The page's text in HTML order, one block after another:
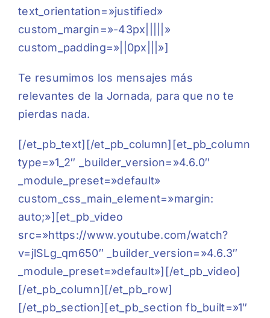
text_orientation=»justified»
custom_margin=»-43px|||||»
custom_padding=»||0px|||»]
Te resumimos los mensajes más
relevantes de la Jornada, para que no te
pierdas nada.
[/et_pb_text][/et_pb_column][et_pb_column
type=»1_2″ _builder_version=»4.6.0″
_module_preset=»default»
custom_css_main_element=»margin:
auto;»][et_pb_video
src=»https://www.youtube.com/watch?
v=jlSLg_qm650″ _builder_version=»4.6.3″
_module_preset=»default»][/et_pb_video]
[/et_pb_column][/et_pb_row]
[/et_pb_section][et_pb_section fb_built=»1″